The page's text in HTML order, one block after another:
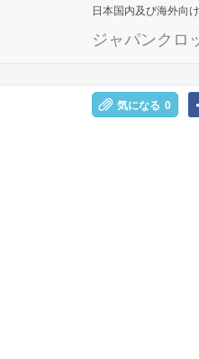
日本国内及び海外向け
ジャパンクロ
気になる 0